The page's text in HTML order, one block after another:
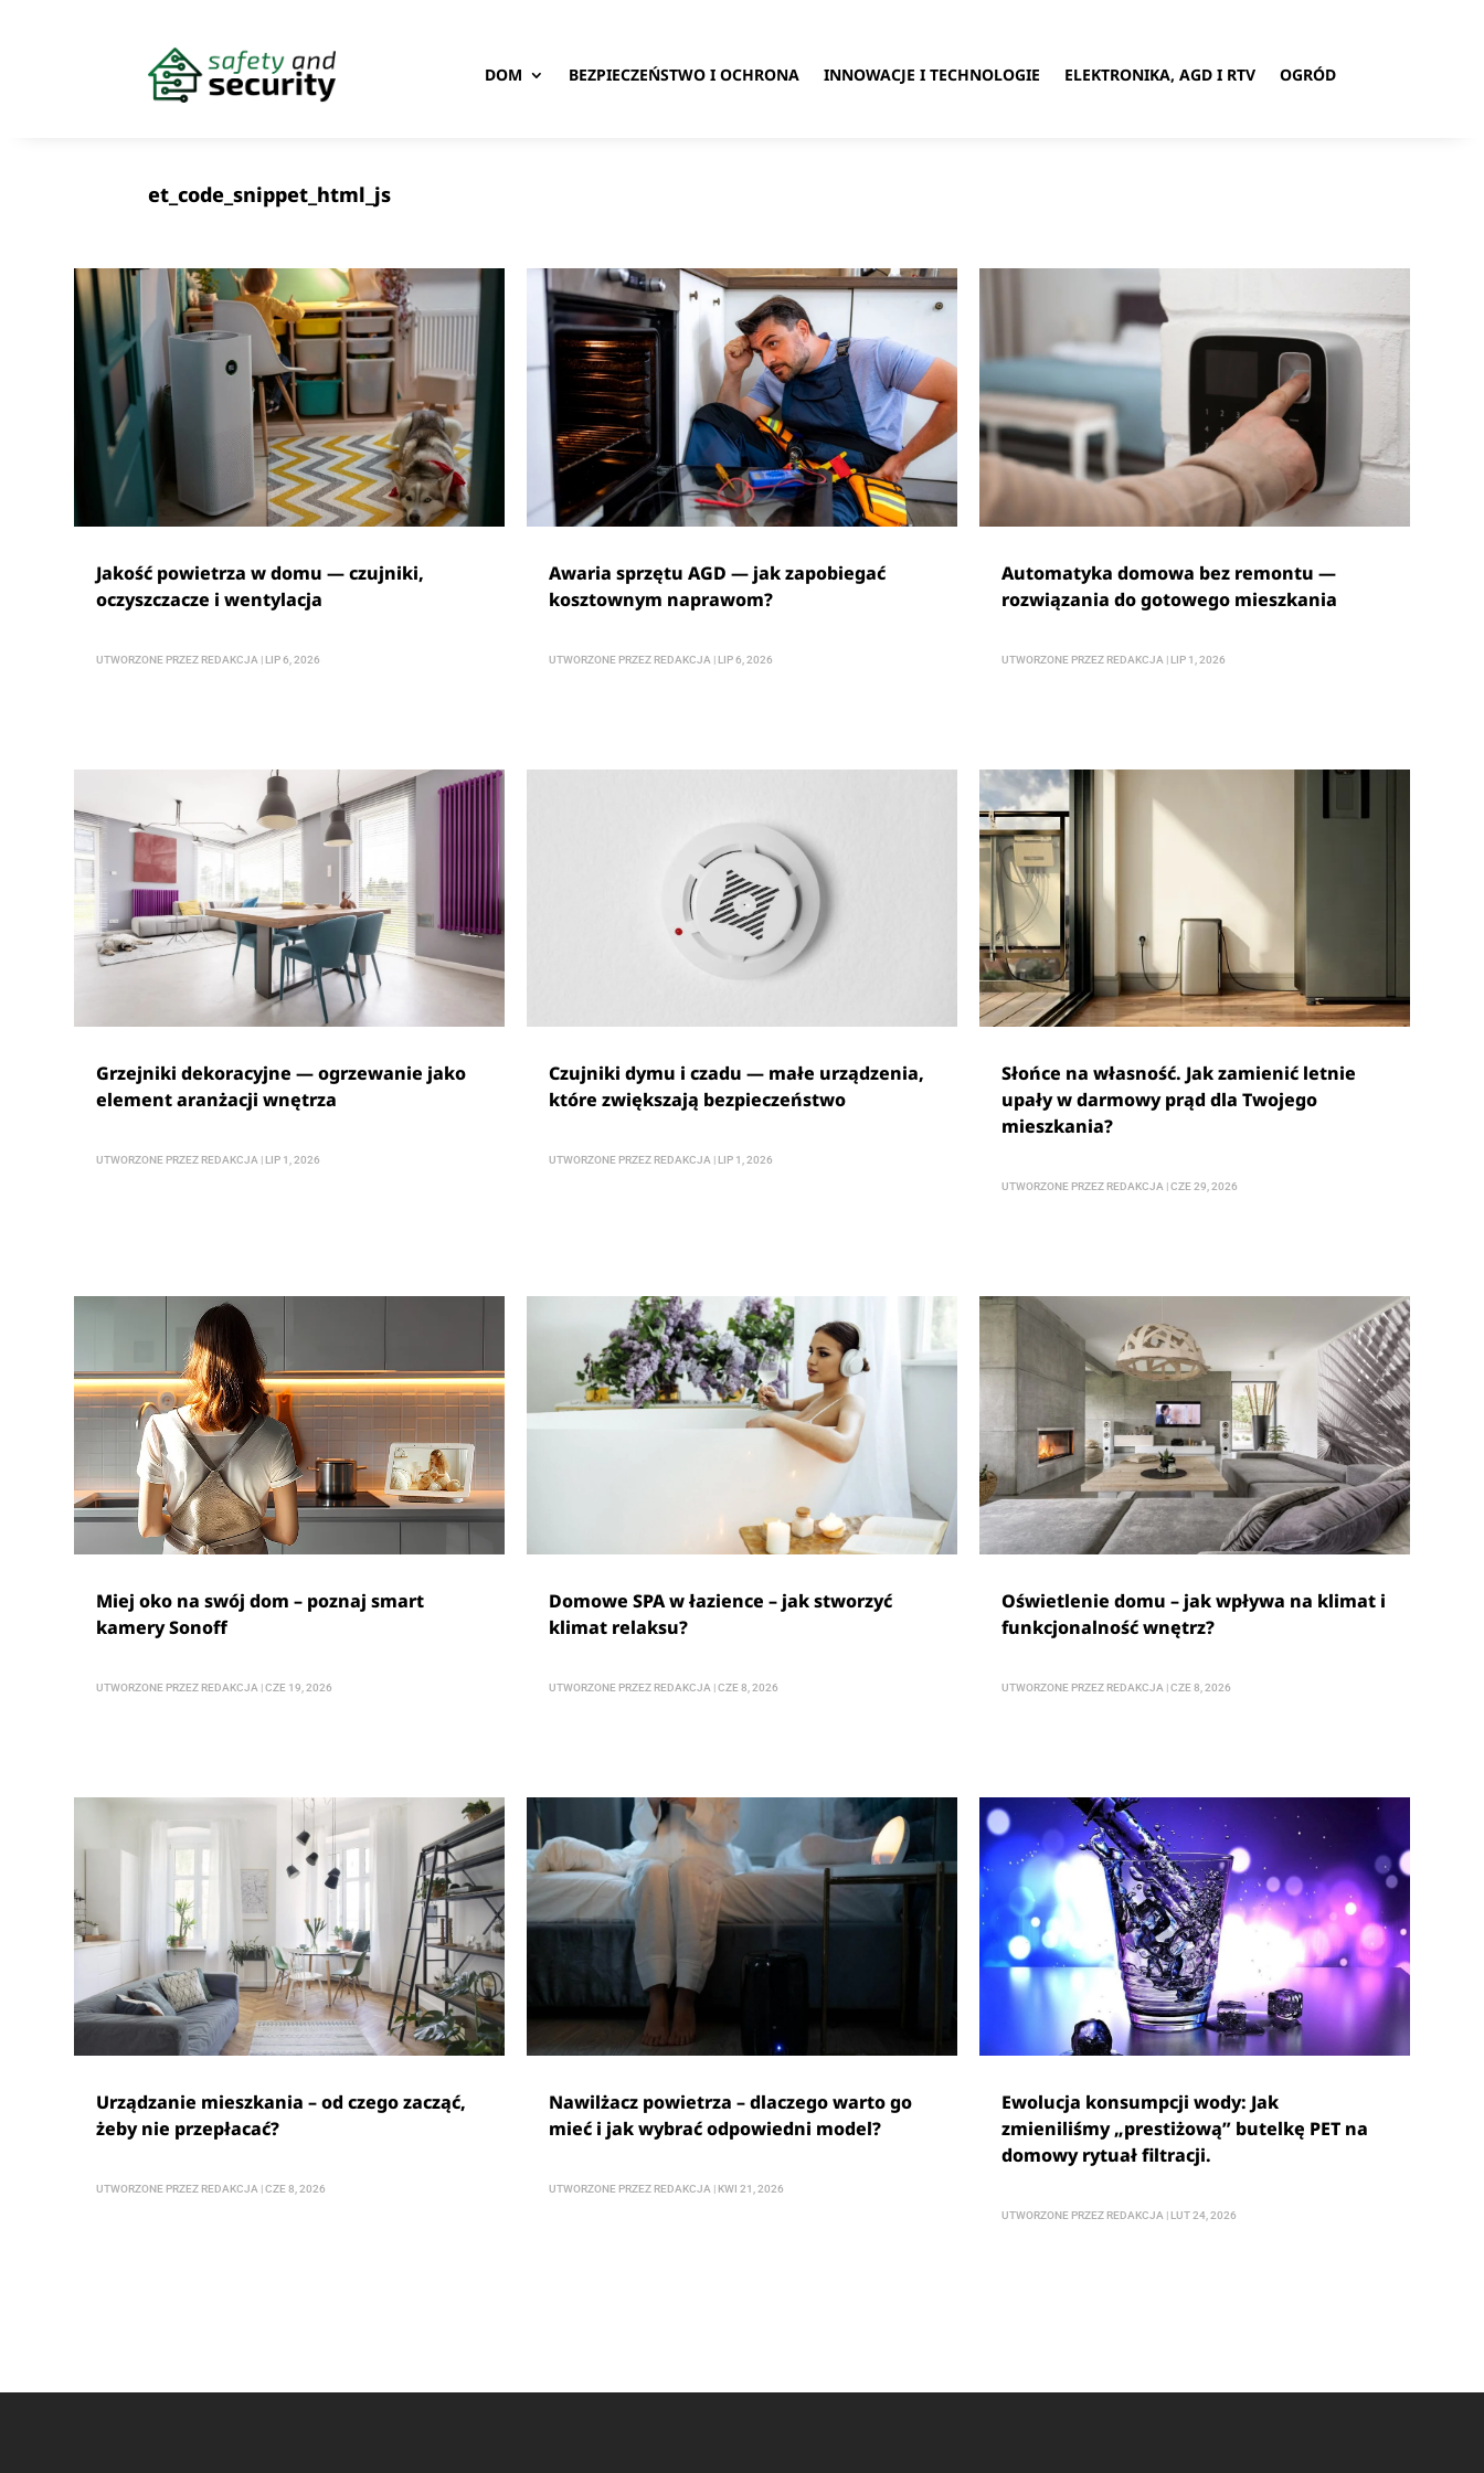
DOM BEZPIECZEŃSTWO I OCHRONA INNOWACJE I TECHNOLOGIE ELEKTRONIKA, AGD I RTV OGRÓD
et_code_snippet_html_js
Jakość powietrza w domu — czujniki,
oczyszczacze i wentylacja
UTWORZONE PRZEZ REDAKCJA | LIP 6, 2026
Awaria sprzętu AGD — jak zapobiegać
kosztownym naprawom?
UTWORZONE PRZEZ REDAKCJA | LIP 6, 2026
Automatyka domowa bez remontu —
rozwiązania do gotowego mieszkania
UTWORZONE PRZEZ REDAKCJA | LIP 1, 2026
Grzejniki dekoracyjne — ogrzewanie jako
element aranżacji wnętrza
UTWORZONE PRZEZ REDAKCJA LIP 1, 2026
Czujniki dymu i czadu — małe urządzenia,
które zwiększają bezpieczeństwo
UTWORZONE PRZEZ REDAKCJA LIP 1, 2026
Słońce na własność. Jak zamienić letnie
upały w darmowy prąd dla Twojego
mieszkania?
UTWORZONE PRZEZ REDAKCJA| CZE 29, 2026
Miej oko na swój dom – poznaj smart
kamery Sonoff
UTWORZONE PRZEZ REDAKCJA |CZE 19, 2026
Domowe SPA w łazience – jak stworzyć
klimat relaksu?
UTWORZONE PRZEZ REDAKCJA |CZE 8, 2026
Oświetlenie domu – jak wpływa na klimat i
funkcjonalność wnętrz?
UTWORZONE PRZEZ REDAKCJA|CZE 8, 2026
Urządzanie mieszkania – od czego zacząć,
żeby nie przepłacać?
UTWORZONE PRZEZ REDAKCJA |CZE 8, 2026
Nawilżacz powietrza – dlaczego warto go
mieć i jak wybrać odpowiedni model?
UTWORZONE PRZEZ REDAKCJA | KWI 21, 2026
Ewolucja konsumpcji wody: Jak
zmieniliśmy „prestiżową” butelkę PET na
domowy rytuał filtracji.
UTWORZONE PRZEZ REDAKCJA| LUT 24, 2026